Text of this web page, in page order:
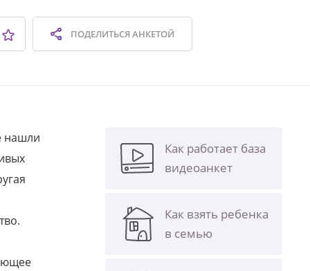
ПОДЕЛИТЬСЯАНКЕТОЙ
нашли
Как работает база
видеоанкет
Как взять ребенка
в семью